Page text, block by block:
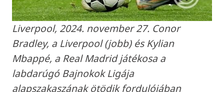
Liverpool, 2024. november 27. Conor
Bradley, a Liverpool (jobb) és Kylian
Mbappé, a Real Madrid játékosa a
labdarúgó Bajnokok Ligája
alapszakaszának ötödik fordulójában